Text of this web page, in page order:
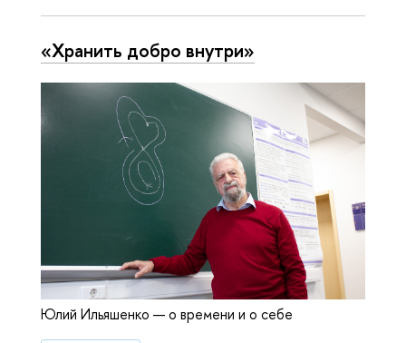
«Хранить добро внутри»
Юлий Ильяшенко — о времени и о себе